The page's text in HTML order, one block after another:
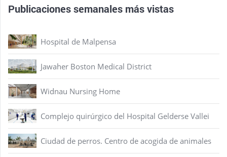
Publicaciones semanales más vistas
Hospital de Malpensa
Jawaher Boston Medical District
Widnau Nursing Home
Complejo quirúrgico del Hospital Gelderse Vallei
Ciudad de perros. Centro de acogida de animales